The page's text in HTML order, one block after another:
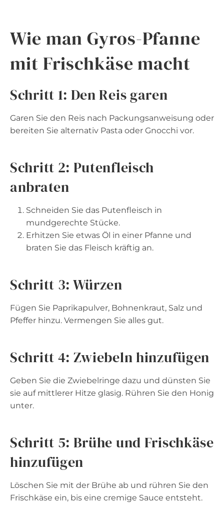
Wie man Gyros-Pfanne
mit Frischkäse macht
Schritt 1: Den Reis garen
Garen Sie den Reis nach Packungsanweisung oder
bereiten Sie alternativ Pasta oder Gnocchi vor.
Schritt 2: Putenfleisch
anbraten
Schneiden Sie das Putenfleisch in
mundgerechte Stücke.
Erhitzen Sie etwas Öl in einer Pfanne und
braten Sie das Fleisch kräftig an.
Schritt 3: Würzen
Fügen Sie Paprikapulver, Bohnenkraut, Salz und
Pfeffer hinzu. Vermengen Sie alles gut.
Schritt 4: Zwiebeln hinzufügen
Geben Sie die Zwiebelringe dazu und dünsten Sie
sie auf mittlerer Hitze glasig. Rühren Sie den Honig
unter.
Schritt 5: Brühe und Frischkäse
hinzufügen
Löschen Sie mit der Brühe ab und rühren Sie den
Frischkäse ein, bis eine cremige Sauce entsteht.